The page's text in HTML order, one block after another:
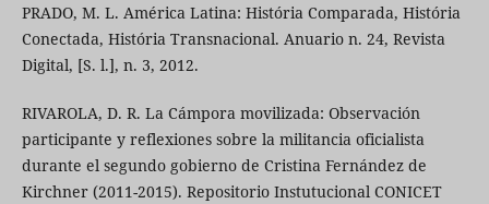
PRADO, M. L. América Latina: História Comparada, História
Conectada, História Transnacional. Anuario n. 24, Revista
Digital, [S. l.], n. 3, 2012.
RIVAROLA, D. R. La Cámpora movilizada: Observación
participante y reflexiones sobre la militancia oficialista
durante el segundo gobierno de Cristina Fernández de
Kirchner (2011-2015). Repositorio Instutucional CONICET